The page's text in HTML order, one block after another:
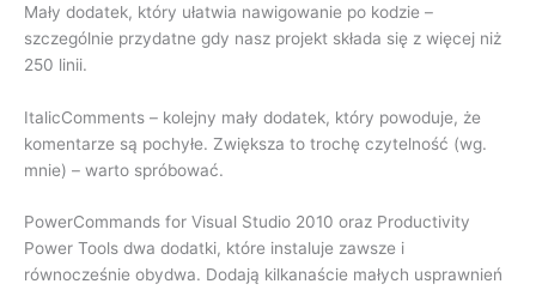
Mały dodatek, który ułatwia nawigowanie po kodzie –
szczególnie przydatne gdy nasz projekt składa się z więcej niż
250 linii.
ItalicComments – kolejny mały dodatek, który powoduje, że
komentarze są pochyłe. Zwiększa to trochę czytelność (wg.
mnie) – warto spróbować.
PowerCommands for Visual Studio 2010 oraz Productivity
Power Tools dwa dodatki, które instaluje zawsze i
równocześnie obydwa. Dodają kilkanaście małych usprawnień